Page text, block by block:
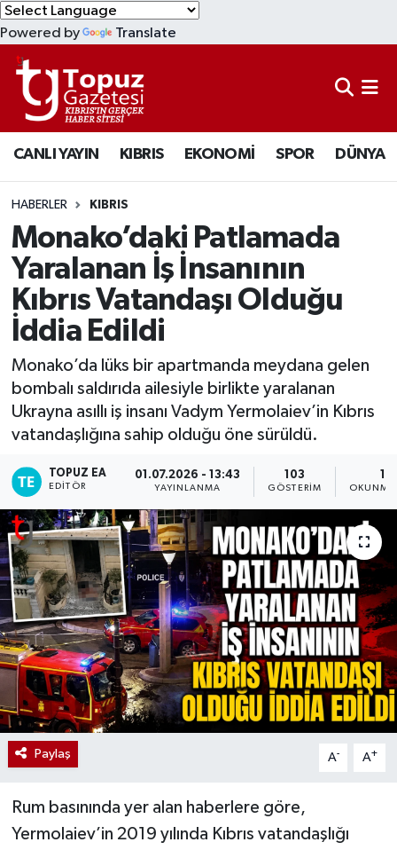
Powered by Translate
CANLI YAYIN KIBRIS EKONOMİ SPOR DÜNYA
HABERLER KIBRIS
Monako’daki Patlamada
Yaralanan İş İnsanının
Kıbrıs Vatandaşı Olduğu
İddia Edildi
Monako’da lüks bir apartmanda meydana gelen
bombalı saldırıda ailesiyle birlikte yaralanan
Ukrayna asıllı iş insanı Vadym Yermolaiev’in Kıbrıs
vatandaşlığına sahip olduğu öne sürüldü.
TOPUZ EA
EDITÖR
01.07.2026 - 13:43
YAYINLANMA
103
GÖSTERIM OKUNMA
Paylaş A- A+
Rum basınında yer alan haberlere göre,
Yermolaiev’in 2019 yılında Kıbrıs vatandaşlığı
KIBRIS
DÜNYA
EKONOMİ
MAGAZİN
SAĞLIK
SPOR
TEKNOLOJİ
TÜRKİYE
Lefkoşa Nöbetçi Eczaneler
Lefkoşa Hava Durumu
Lefkoşa Trafik Yoğunluk Haritası
Süper Lig Puan Durumu ve Fikstür
Tüm Manşetler
Son Dakika Haberleri
Haber Arşivi